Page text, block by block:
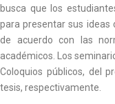
busca que los
para presentar sus ideas
de acuerdo con las
académicos. Los
Coloquios públicos, del
tesis, respectivamente.